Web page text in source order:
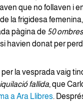
que no follaven i
la frigidesa
pàgina de 50
havien donat per
la vesprada vaig
fallida, que
a Ara Llibres.